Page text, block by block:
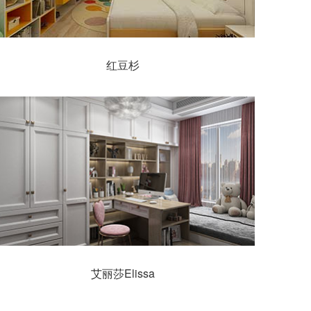
红豆杉
艾丽莎Elissa